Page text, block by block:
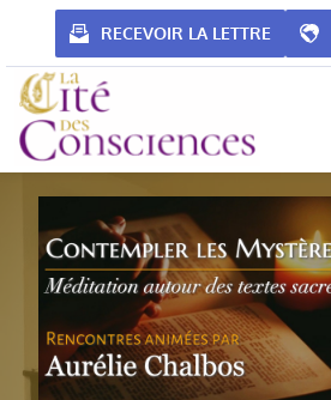
contenu
RECEVOIR LA LETTRE